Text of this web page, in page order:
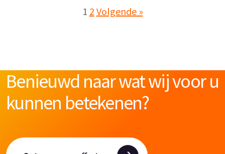
1 2 Volgende »
Benieuwd naar wat wij voor u
kunnen betekenen?